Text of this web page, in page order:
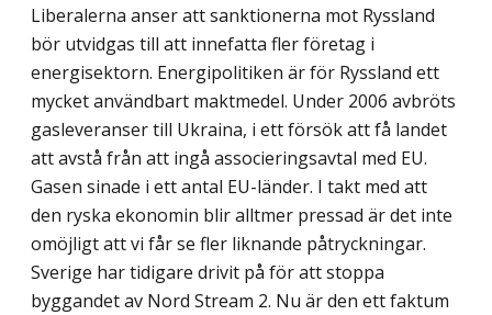
Liberalerna anser att sanktionerna mot Ryssland
bör utvidgas till att innefatta fler företag i
energisektorn. Energipolitiken är för Ryssland ett
mycket användbart makt­medel. Under 2006 avbröts
gasleveranser till Ukraina, i ett försök att få landet
att avstå från att ingå associeringsavtal med EU.
Gasen sinade i ett antal EU-länder. I takt med att
den ryska ekonomin blir alltmer pressad är det inte
omöjligt att vi får se fler liknande påtryckningar.
Sverige har tidigare drivit på för att stoppa
byggandet av Nord Stream 2. Nu är den ett faktum